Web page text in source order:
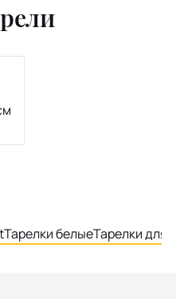
Тарелки белыеТарелки для